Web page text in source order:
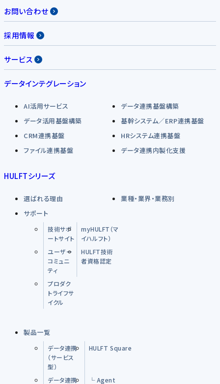
お問い合わせ
採用情報
サービス
データインテグレーション
AI活用サービス
データ連携基盤構築
データ活用基盤構築
基幹システム／ERP連携基盤
CRM連携基盤
HRシステム連携基盤
ファイル連携基盤
データ連携内製化支援
HULFTシリーズ
選ばれる理由
業種・業界・業務別
サポート
技術サポ
ートサイト
myHULFT（マ
イハルフト）
ユーザー
コミュニ
ティ
HULFT技術
者資格認定
プロダク
トライフサ
イクル
製品一覧
データ連携
（サービス
型）
HULFT Square
データ連携 └ Agent